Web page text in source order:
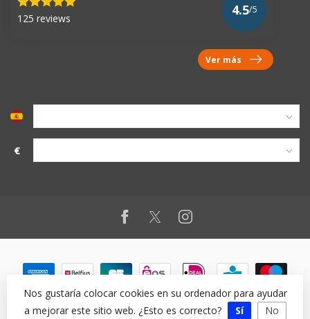
125 reviews
4.5/5
Ver más
€
Nos gustaría colocar cookies en su ordenador para ayudar
a mejorar este sitio web. ¿Esto es correcto?
Sí No